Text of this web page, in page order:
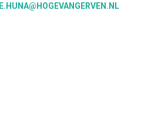
E.HUNA@HOGEVANGERVEN.NL